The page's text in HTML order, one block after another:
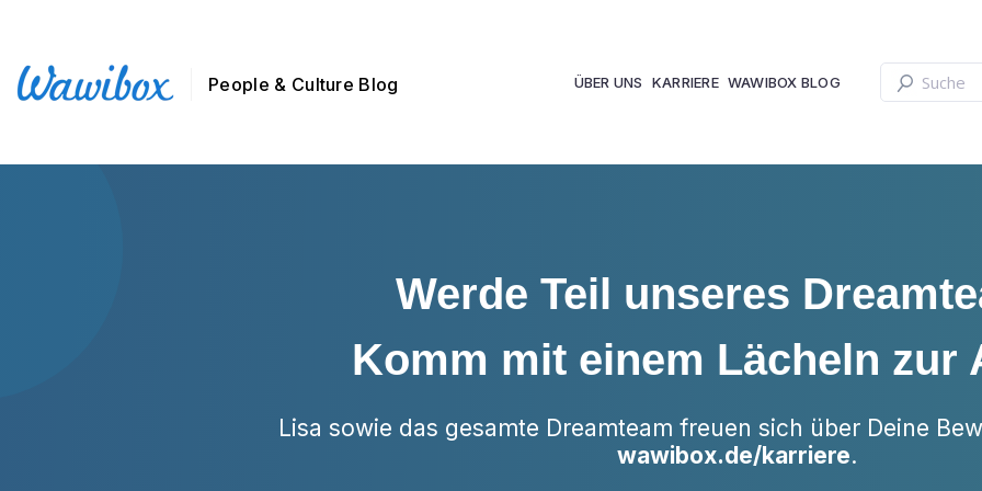
People & Culture Blog ÜBER UNS KARRIERE WAWIBOX BLOG
Dies ist
Es gibt
Werde Teil unseres
Komm mit einem Lächeln zur
Lisa sowie das gesamte Dreamteam freuen sich über Deine
wawibox.de/karriere.